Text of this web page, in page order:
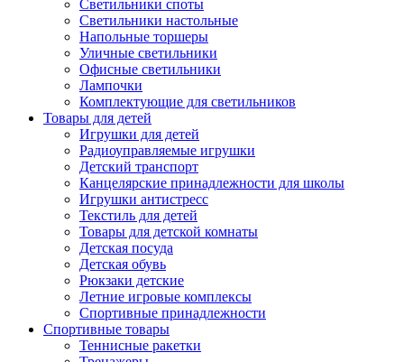
Светильники споты
Светильники настольные
Напольные торшеры
Уличные светильники
Офисные светильники
Лампочки
Комплектующие для светильников
Товары для детей
Игрушки для детей
Радиоуправляемые игрушки
Детский транспорт
Канцелярские принадлежности для школы
Игрушки антистресс
Текстиль для детей
Товары для детской комнаты
Детская посуда
Детская обувь
Рюкзаки детские
Летние игровые комплексы
Спортивные принадлежности
Спортивные товары
Теннисные ракетки